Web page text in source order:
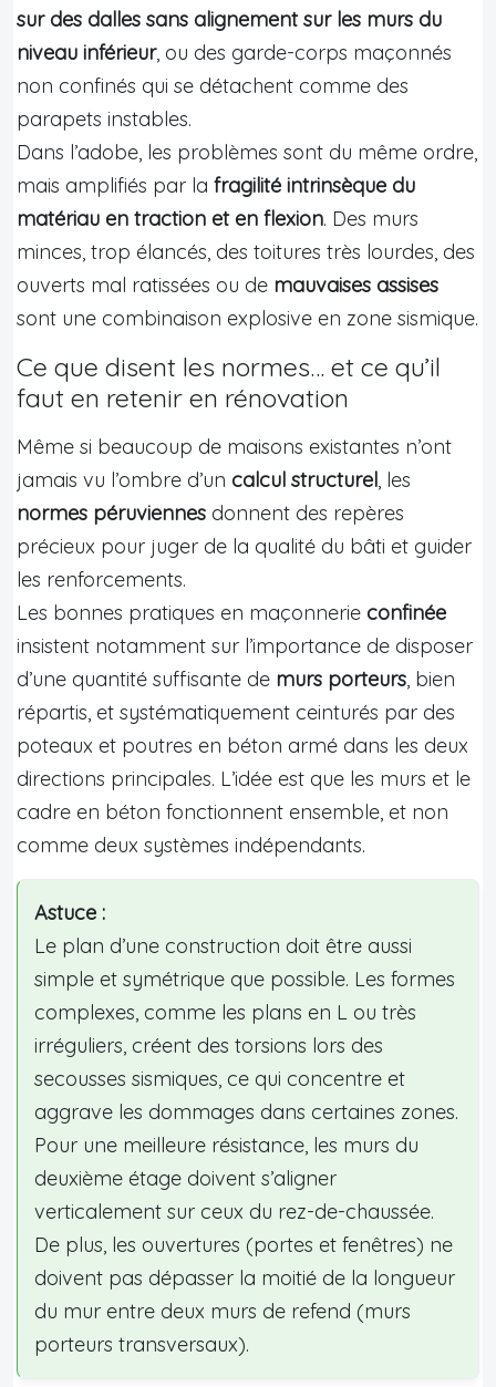
sur des dalles sans alignement sur les murs du
niveau inférieur, ou des garde-corps maçonnés
non confinés qui se détachent comme des
parapets instables.
Dans l’adobe, les problèmes sont du même ordre,
mais amplifiés par la fragilité intrinsèque du
matériau en traction et en flexion. Des murs
minces, trop élancés, des toitures très lourdes, des
ouverts mal ratissées ou de mauvaises assises
sont une combinaison explosive en zone sismique.
Ce que disent les normes… et ce qu’il
faut en retenir en rénovation
Même si beaucoup de maisons existantes n’ont
jamais vu l’ombre d’un calcul structurel, les
normes péruviennes donnent des repères
précieux pour juger de la qualité du bâti et guider
les renforcements.
Les bonnes pratiques en maçonnerie confinée
insistent notamment sur l’importance de disposer
d’une quantité suffisante de murs porteurs, bien
répartis, et systématiquement ceinturés par des
poteaux et poutres en béton armé dans les deux
directions principales. L’idée est que les murs et le
cadre en béton fonctionnent ensemble, et non
comme deux systèmes indépendants.
Astuce :
Le plan d’une construction doit être aussi
simple et symétrique que possible. Les formes
complexes, comme les plans en L ou très
irréguliers, créent des torsions lors des
secousses sismiques, ce qui concentre et
aggrave les dommages dans certaines zones.
Pour une meilleure résistance, les murs du
deuxième étage doivent s’aligner
verticalement sur ceux du rez-de-chaussée.
De plus, les ouvertures (portes et fenêtres) ne
doivent pas dépasser la moitié de la longueur
du mur entre deux murs de refend (murs
porteurs transversaux).